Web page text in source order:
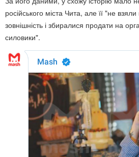
російського міста Чита, але її "не
зовнішність і збиралися продати на
силовики".